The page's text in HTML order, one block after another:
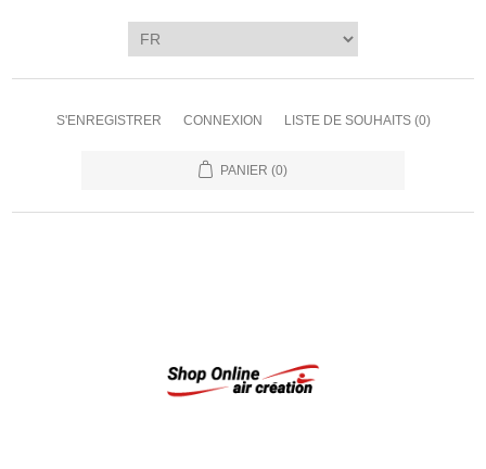
S'ENREGISTRER CONNEXION LISTE DE SOUHAITS (0)
PANIER (0)